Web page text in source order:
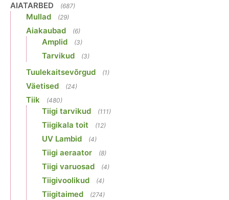
AIATARBED (687)
Mullad (29)
Aiakaubad (6)
Amplid (3)
Tarvikud (3)
Tuulekaitsevõrgud (1)
Väetised (24)
Tiik (480)
Tiigi tarvikud (111)
Tiigikala toit (12)
UV Lambid (4)
Tiigi aeraator (8)
Tiigi varuosad (4)
Tiigivoolikud (4)
Tiigitaimed (274)